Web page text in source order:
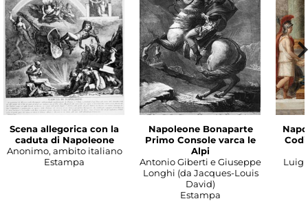
Scena allegorica con la
caduta di Napoleone
Anonimo, ambito italiano
Estampa
Napoleone Bonaparte
Primo Console varca le
Alpi
Antonio Giberti e Giuseppe
Longhi (da Jacques-Louis
David)
Estampa
Luigi